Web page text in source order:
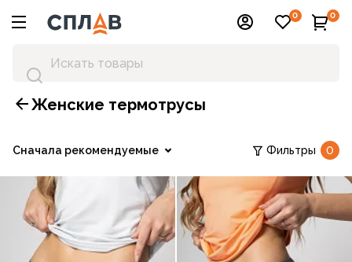
0 0
Женские термотрусы
Сначала рекомендуемые Фильтры 0